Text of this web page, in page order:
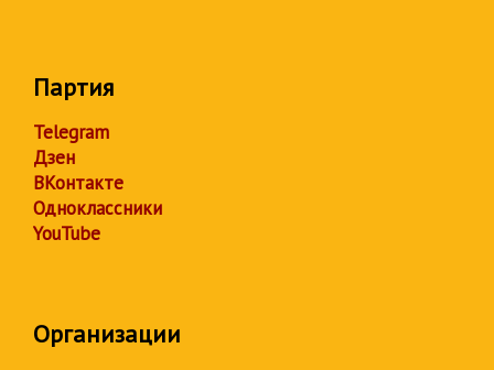
Партия
Telegram
Дзен
ВКонтакте
Одноклассники
YouTube
Организации